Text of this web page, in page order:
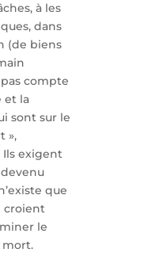
à les
dans
(de biens
compte
et la
sont sur le
»,
Ils exigent
que
croient
le
mort.